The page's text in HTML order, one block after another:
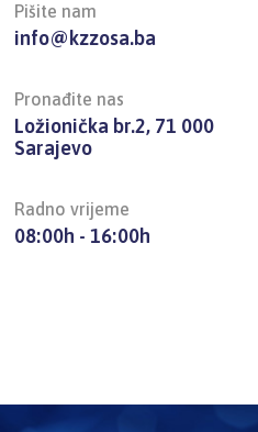
Pišite nam
info@kzzosa.ba
Pronađite nas
Ložionička br.2, 71 000
Sarajevo
Radno vrijeme
08:00h - 16:00h